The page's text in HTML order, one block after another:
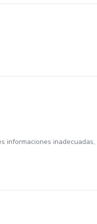
informaciones inadecuadas,